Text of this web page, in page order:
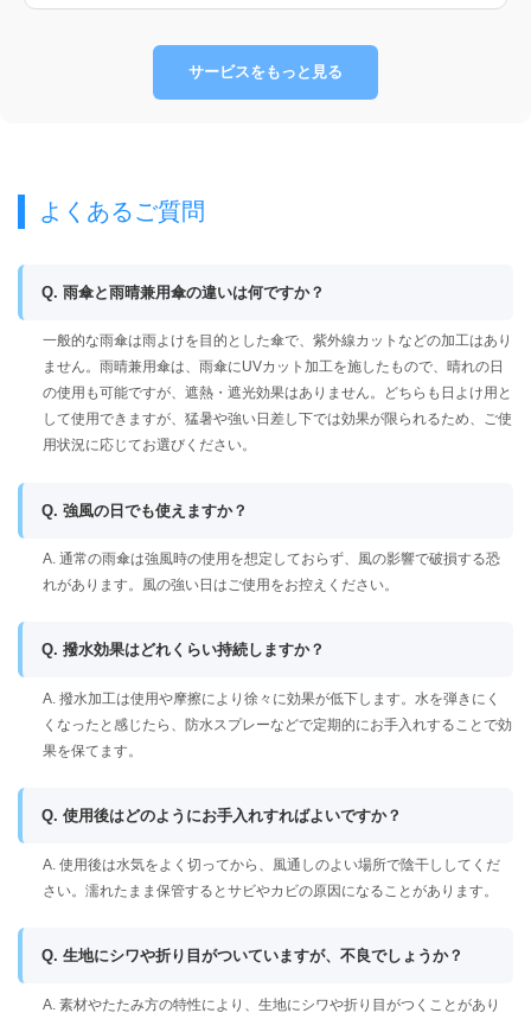
サービスをもっと見る
よくあるご質問
Q. 雨傘と雨晴兼用傘の違いは何ですか？
一般的な雨傘は雨よけを目的とした傘で、紫外線カットなどの加工はあり
ません。雨晴兼用傘は、雨傘にUVカット加工を施したもので、晴れの日
の使用も可能ですが、遮熱・遮光効果はありません。どちらも日よけ用と
して使用できますが、猛暑や強い日差し下では効果が限られるため、ご使
用状況に応じてお選びください。
Q. 強風の日でも使えますか？
A. 通常の雨傘は強風時の使用を想定しておらず、風の影響で破損する恐
れがあります。風の強い日はご使用をお控えください。
Q. 撥水効果はどれくらい持続しますか？
A. 撥水加工は使用や摩擦により徐々に効果が低下します。水を弾きにく
くなったと感じたら、防水スプレーなどで定期的にお手入れすることで効
果を保てます。
Q. 使用後はどのようにお手入れすればよいですか？
A. 使用後は水気をよく切ってから、風通しのよい場所で陰干ししてくだ
さい。濡れたまま保管するとサビやカビの原因になることがあります。
Q. 生地にシワや折り目がついていますが、不良でしょうか？
A. 素材やたたみ方の特性により、生地にシワや折り目がつくことがあり